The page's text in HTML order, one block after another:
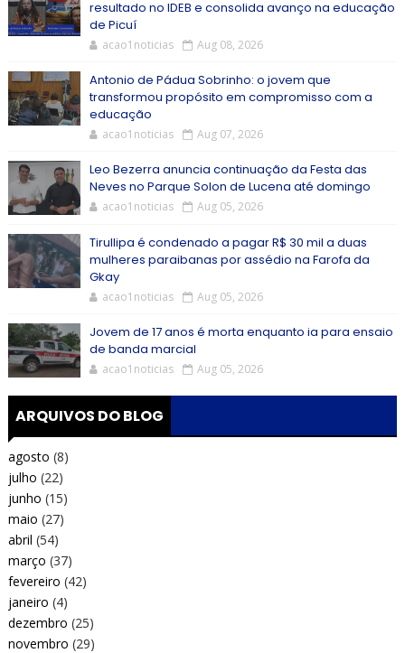
resultado no IDEB e consolida avanço na educação
de Picuí
acao1noticias Aug 08, 2026
Antonio de Pádua Sobrinho: o jovem que
transformou propósito em compromisso com a
educação
acao1noticias Aug 07, 2026
Leo Bezerra anuncia continuação da Festa das
Neves no Parque Solon de Lucena até domingo
acao1noticias Aug 05, 2026
Tirullipa é condenado a pagar R$ 30 mil a duas
mulheres paraibanas por assédio na Farofa da
Gkay
acao1noticias Aug 05, 2026
Jovem de 17 anos é morta enquanto ia para ensaio
de banda marcial
acao1noticias Aug 05, 2026
ARQUIVOS DO BLOG
agosto (8)
julho (22)
junho (15)
maio (27)
abril (54)
março (37)
fevereiro (42)
janeiro (4)
dezembro (25)
novembro (29)